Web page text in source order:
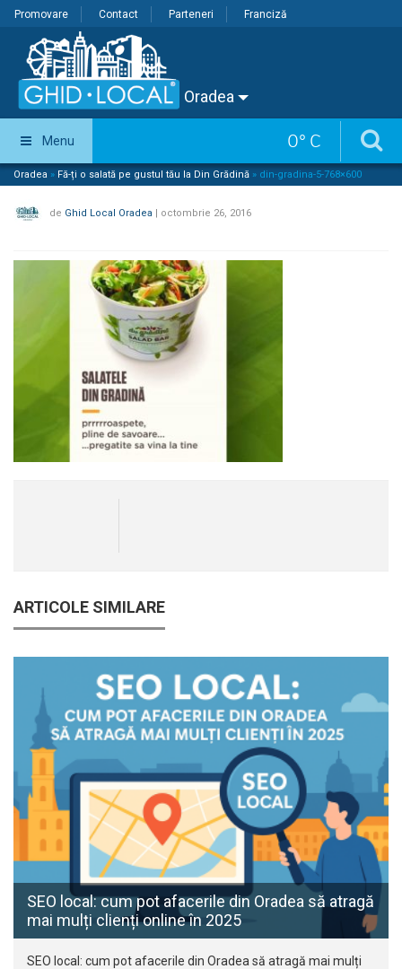
Promovare Contact Parteneri Franciză
Oradea
0° C
Menu
Oradea » Fă-ți o salată pe gustul tău la Din Grădină » din-gradina-5-768×600
de Ghid Local Oradea | octombrie 26, 2016
ARTICOLE SIMILARE
SEO local: cum pot afacerile din Oradea să atragă
mai mulți clienți online în 2025
SEO local: cum pot afacerile din Oradea să atragă mai mulți